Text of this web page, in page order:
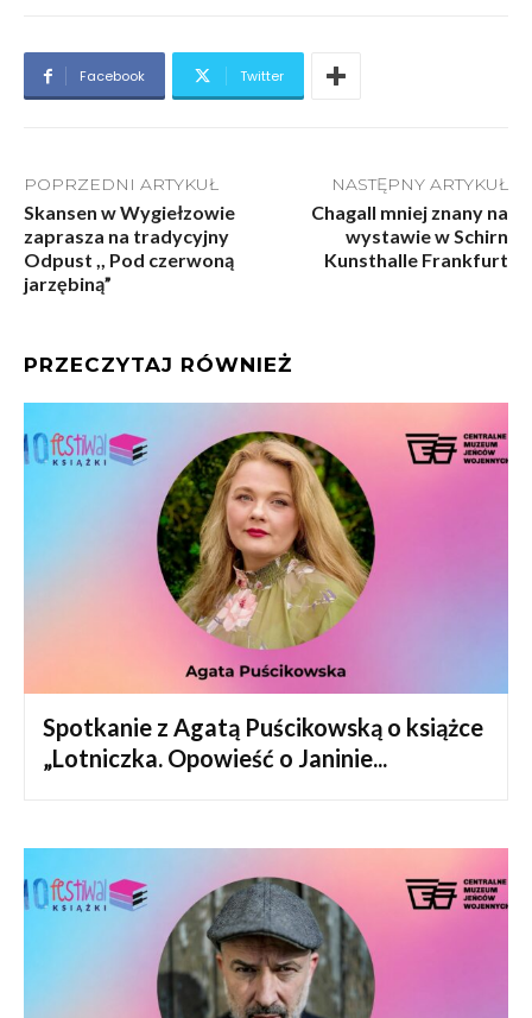
Facebook Twitter
POPRZEDNI ARTYKUŁ
Skansen w Wygiełzowie
zaprasza na tradycyjny
Odpust ,, Pod czerwoną
jarzębiną”
NASTĘPNY ARTYKUŁ
Chagall mniej znany na
wystawie w Schirn
Kunsthalle Frankfurt
PRZECZYTAJ RÓWNIEŻ
Spotkanie z Agatą Puścikowską o książce
„Lotniczka. Opowieść o Janinie...